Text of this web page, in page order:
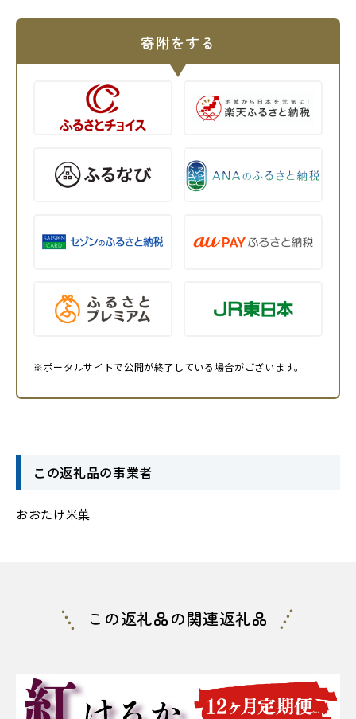
寄附をする
※ポータルサイトで公開が終了している場合がございます。
この返礼品の事業者
おおたけ米菓
この返礼品の関連返礼品